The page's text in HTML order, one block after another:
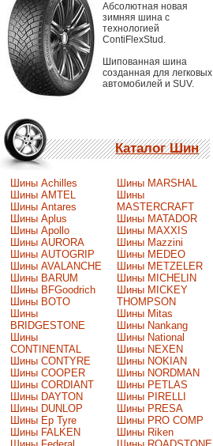
Абсолютная новая
зимняя шина с
технологией
ContiFlexStud.
Шипованная шина
созданная для легковых
автомобилей и SUV.
Каталог Шин
Шины Achilles
Шины AMTEL
Шины Antares
Шины Aplus
Шины Apollo
Шины AURORA
Шины AUTOGRIP
Шины AVALANCHE
Шины BARUM
Шины BFGoodrich
Шины BOTO
Шины
BRIDGESTONE
Шины
CONTINENTAL
Шины CONTYRE
Шины COOPER
Шины CORDIANT
Шины DAYTON
Шины DUNLOP
Шины Ep Tyre
Шины FALKEN
Шины MARSHAL
Шины
MASTERCRAFT
Шины MATADOR
Шины MAXXIS
Шины Mazzini
Шины MEDEO
Шины METZELER
Шины MICHELIN
Шины MICKEY
THOMPSON
Шины Mitas
Шины Nankang
Шины National
Шины NEXEN
Шины NOKIAN
Шины NORDMAN
Шины PETLAS
Шины PIRELLI
Шины PRESA
Шины PRO COMP
Шины Riken